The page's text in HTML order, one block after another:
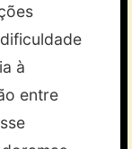
à
entre